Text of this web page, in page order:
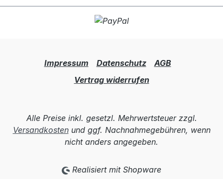
Impressum Datenschutz
AGB
Vertrag widerrufen
Alle Preise inkl. gesetzl. Mehrwertsteuer zzgl.
Versandkostenund ggf. Nachnahmegebühren, wenn
nicht anders angegeben.
Realisiert mit Shopware